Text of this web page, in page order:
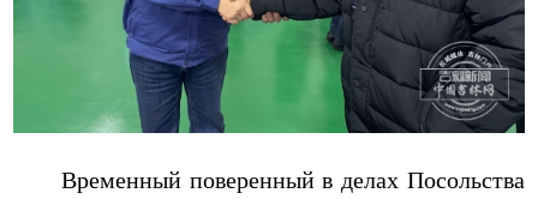
Временный поверенный в делах Посольства